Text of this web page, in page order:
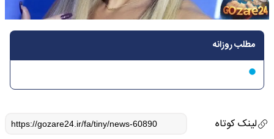
مطلب روزانه
لینک کوتاه